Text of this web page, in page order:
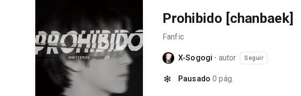
Prohibido [chanbaek]
Fanfic
X-Sogogi · autor Seguir
Pausado 0 pág.